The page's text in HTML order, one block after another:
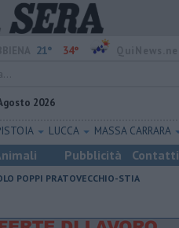
21° 34°
2026
LUCCA MASSA CARRARA
Pubblicità Contatti
POPPI PRATOVECCHIO-STIA